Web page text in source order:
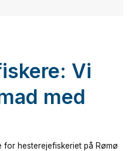
Vi
med
hesterejefiskeriet på Rømø